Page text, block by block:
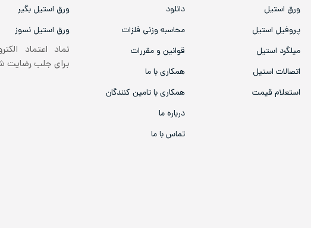
ورق استیل
پروفیل استیل
میلگرد استیل
اتصالات استیل
استعلام قیمت
دانلود
محاسبه وزنی فلزات
قوانین و مقررات
همکاری با ما
همکاری با تامین کنندگان
درباره ما
تماس با ما
ورق استیل بگیر
ورق استیل نسوز
نماد اعتماد
برای جلب